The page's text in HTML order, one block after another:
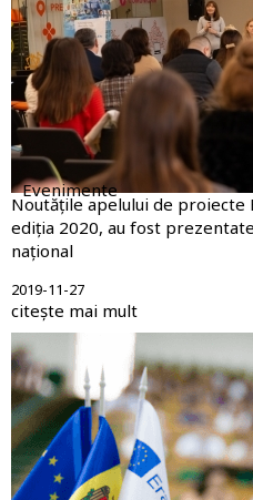
Evenimente
Noutățile apelului de proiecte
ediția 2020, au fost
național
2019-11-27
citește mai mult